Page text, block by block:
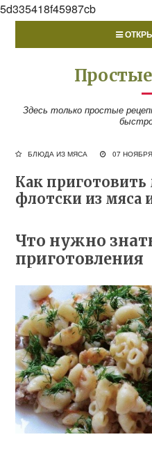
5d335418f45987cb
Здесь только простые
БЛЮДА ИЗ МЯСА 07
Как
флотски из мяса
Что нужно
приготовления